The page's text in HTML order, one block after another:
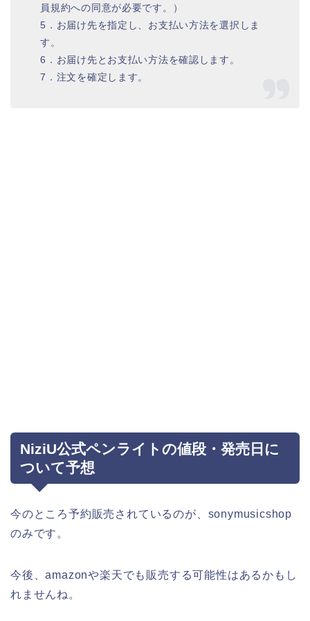
員規約への同意が必要です。）
5．お届け先を指定し、お支払い方法を選択しま
す。
6．お届け先とお支払い方法を確認します。
7．注文を確定します。
NiziU公式ペンライトの値段・発売日に
ついて予想
今のところ予約販売されているのが、sonymusicshop
のみです。
今後、amazonや楽天でも販売する可能性はあるかもし
れませんね。